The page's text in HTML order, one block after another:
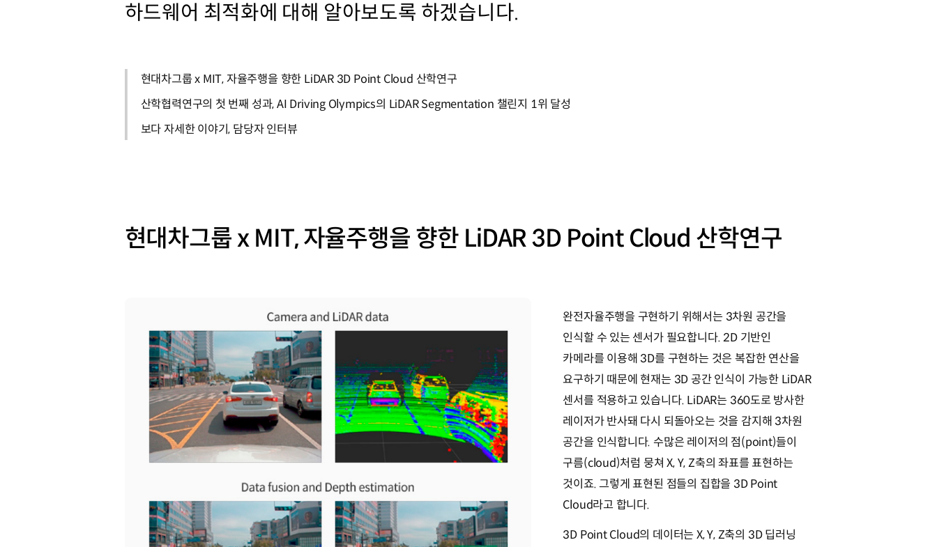
하드웨어 최적화에 대해 알아보도록 하겠습니다.
현대차그룹 x MIT, 자율주행을 향한 LiDAR 3D Point Cloud 산학연구
산학협력연구의 첫 번째 성과, AI Driving Olympics의 LiDAR Segmentation 챌린지 1위 달성
보다 자세한 이야기, 담당자 인터뷰
현대차그룹 x MIT, 자율주행을 향한 LiDAR 3D Point Cloud 산학연구
완전자율주행을 구현하기 위해서는 3차원 공간을
인식할 수 있는 센서가 필요합니다. 2D 기반인
카메라를 이용해 3D를 구현하는 것은 복잡한 연산을
요구하기 때문에 현재는 3D 공간 인식이 가능한 LiDAR
센서를 적용하고 있습니다. LiDAR는 360도로 방사한
레이저가 반사돼 다시 되돌아오는 것을 감지해 3차원
공간을 인식합니다. 수많은 레이저의 점(point)들이
구름(cloud)처럼 뭉쳐 X, Y, Z축의 좌표를 표현하는
것이죠. 그렇게 표현된 점들의 집합을 3D Point
Cloud라고 합니다.
3D Point Cloud의 데이터는 X, Y, Z축의 3D 딥러닝